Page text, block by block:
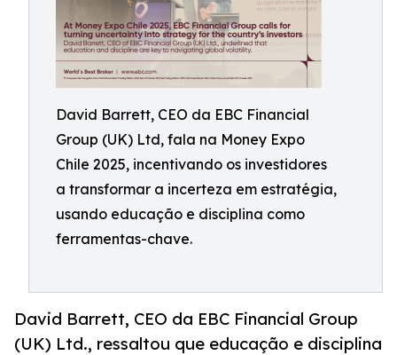
David Barrett, CEO da EBC Financial
Group (UK) Ltd, fala na Money Expo
Chile 2025, incentivando os investidores
a transformar a incerteza em estratégia,
usando educação e disciplina como
ferramentas-chave.
David Barrett, CEO da EBC Financial Group
(UK) Ltd., ressaltou que educação e disciplina